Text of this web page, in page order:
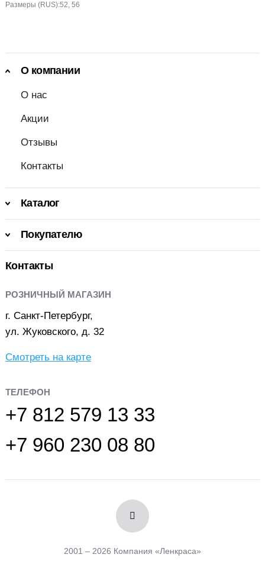
Размеры (RUS):52, 56
О компании
О нас
Акции
Отзывы
Контакты
Каталог
Покупателю
Контакты
РОЗНИЧНЫЙ МАГАЗИН
г. Санкт-Петербург,
ул. Жуковского, д. 32
Смотреть на карте
ТЕЛЕФОН
+7 812 579 13 33
+7 960 230 08 80
2001 – 2026 Компания «Ленкраса»